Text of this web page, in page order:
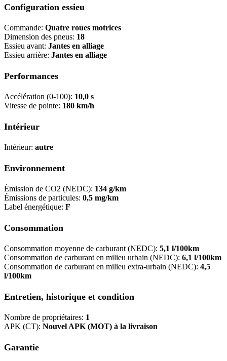
Configuration essieu
Commande: Quatre roues motrices
Dimension des pneus: 18
Essieu avant: Jantes en alliage
Essieu arrière: Jantes en alliage
Performances
Accélération (0-100): 10,0 s
Vitesse de pointe: 180 km/h
Intérieur
Intérieur: autre
Environnement
Émission de CO2 (NEDC): 134 g/km
Émissions de particules: 0,5 mg/km
Label énergétique: F
Consommation
Consommation moyenne de carburant (NEDC): 5,1 l/100km
Consommation de carburant en milieu urbain (NEDC): 6,1 l/100km
Consommation de carburant en milieu extra-urbain (NEDC): 4,5
l/100km
Entretien, historique et condition
Nombre de propriétaires: 1
APK (CT): Nouvel APK (MOT) à la livraison
Garantie